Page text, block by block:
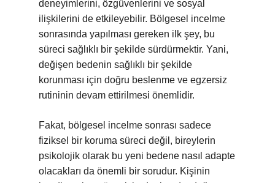
deneyimlerini, özgüvenlerini ve sosyal
ilişkilerini de etkileyebilir. Bölgesel incelme
sonrasında yapılması gereken ilk şey, bu
süreci sağlıklı bir şekilde sürdürmektir. Yani,
değişen bedenin sağlıklı bir şekilde
korunması için doğru beslenme ve egzersiz
rutininin devam ettirilmesi önemlidir.
Fakat, bölgesel incelme sonrası sadece
fiziksel bir koruma süreci değil, bireylerin
psikolojik olarak bu yeni bedene nasıl adapte
olacakları da önemli bir sorudur. Kişinin